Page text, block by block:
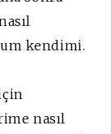
kendimi.
nasıl